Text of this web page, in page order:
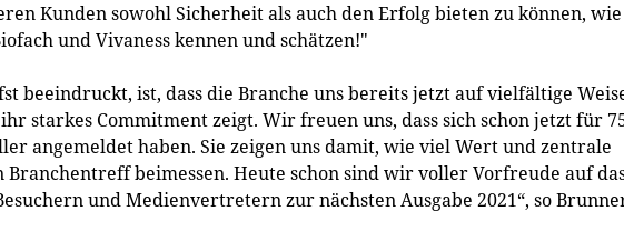
Kunden sowohl Sicherheit als auch den Erfolg bieten zu können, wie
und Vivaness kennen und schätzen!"
beeindruckt, ist, dass die Branche uns bereits jetzt auf vielfältige
starkes Commitment zeigt. Wir freuen uns, dass sich schon jetzt für
angemeldet haben. Sie zeigen uns damit, wie viel Wert und zentrale
beimessen. Heute schon sind wir voller Vorfreude auf
und Medienvertretern zur nächsten Ausgabe 2021“, so